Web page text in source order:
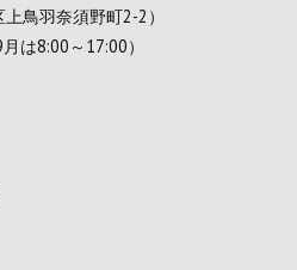
鳥羽奈須野町2-2）
は8:00～17:00）